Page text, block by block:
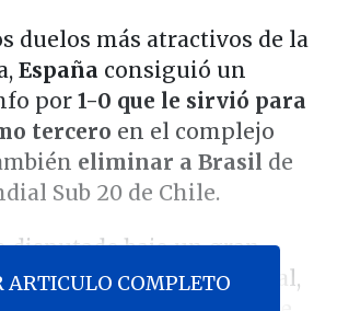
duelos más atractivos de la
España consiguió un
por 1-0 que le sirvió para
tercero en el complejo
eliminar a Brasil de
Sub 20 de Chile.
disputado bajo un gran
en el Estadio Nacional,
ARTICULO COMPLETO